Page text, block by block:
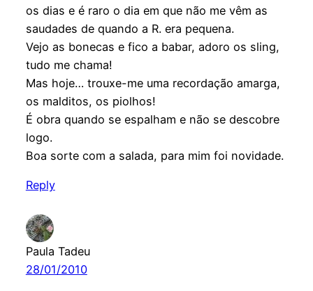
os dias e é raro o dia em que não me vêm as
saudades de quando a R. era pequena.
Vejo as bonecas e fico a babar, adoro os sling,
tudo me chama!
Mas hoje… trouxe-me uma recordação amarga,
os malditos, os piolhos!
É obra quando se espalham e não se descobre
logo.
Boa sorte com a salada, para mim foi novidade.
Reply
Paula Tadeu
28/01/2010